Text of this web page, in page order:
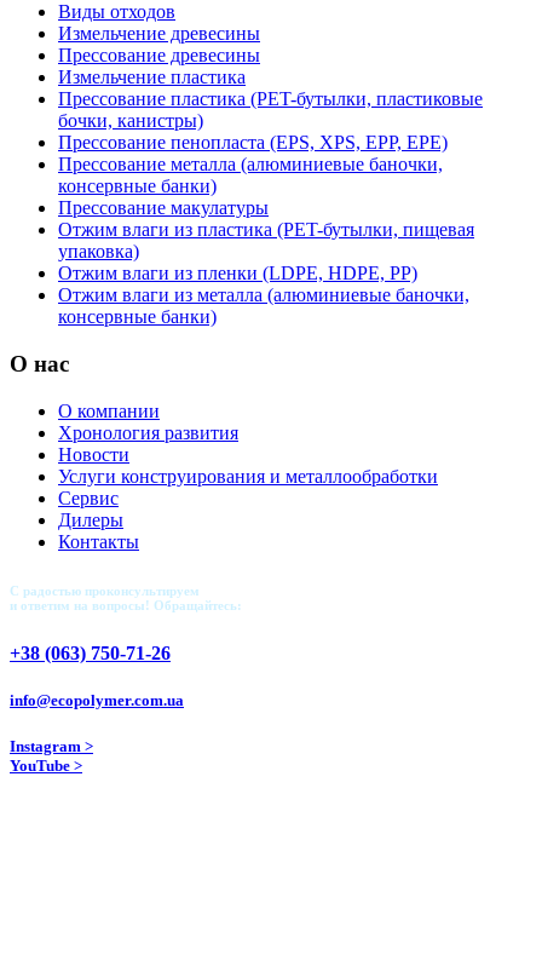
Виды отходов
Измельчение древесины
Прессование древесины
Измельчение пластика
Прессование пластика (PET-бутылки, пластиковые
бочки, канистры)
Прессование пенопласта (EPS, XPS, EPP, EPE)
Прессование металла (алюминиевые баночки,
консервные банки)
Прессование макулатуры
Отжим влаги из пластика (PET-бутылки, пищевая
упаковка)
Отжим влаги из пленки (LDPE, HDPE, PP)
Отжим влаги из металла (алюминиевые баночки,
консервные банки)
О нас
О компании
Хронология развития
Новости
Услуги конструирования и металлообработки
Сервис
Дилеры
Контакты
С радостью проконсультируем
и ответим на вопросы! Обращайтесь:
+38 (063) 750-71-26
info@ecopolymer.com.ua
Instagram >
YouTube >